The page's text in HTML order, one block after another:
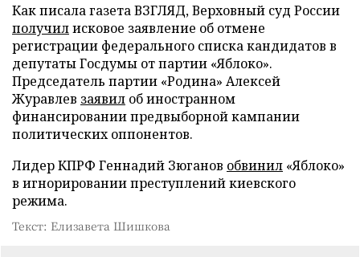
Как писала газета ВЗГЛЯД, Верховный суд России
получилисковое заявление об отмене
регистрации федерального списка кандидатов в
депутаты Госдумы от партии «Яблоко».
Председатель партии «Родина» Алексей
Журавлев заявил об иностранном
финансировании предвыборной кампании
политических оппонентов.
Лидер КПРФ Геннадий Зюганов обвинил «Яблоко»
в игнорировании преступлений киевского
режима.
Текст: Елизавета Шишкова